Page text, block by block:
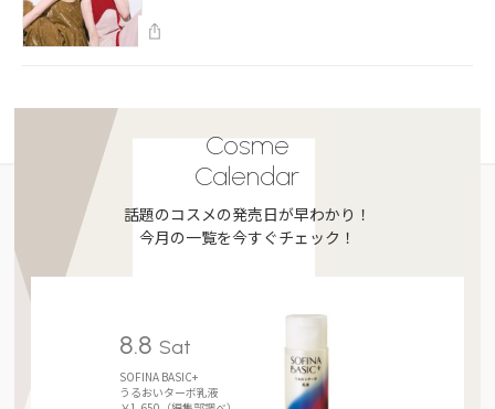
Cosme
Calendar
話題のコスメの発売日が早わかり！
今月の一覧を今すぐチェック！
8.8 Sat
SOFINA BASIC+
うるおいターボ乳液